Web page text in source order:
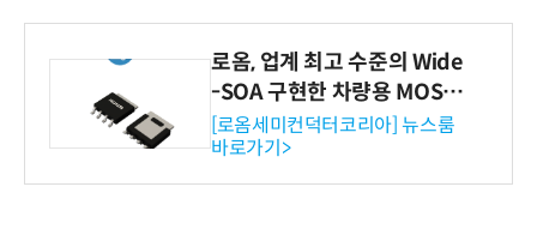
로옴, 업계 최고 수준의 Wide
-SOA 구현한 차량용 MOSF
ET 개발
[로옴세미컨덕터코리아] 뉴스룸
바로가기>